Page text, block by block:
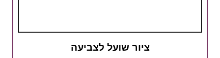
ציור שועל לצביעה